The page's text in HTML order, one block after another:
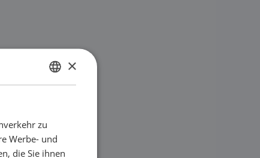
NIEDERLÄNDISCH
GERMAN
×
zu
Werbe- und
die Sie ihnen